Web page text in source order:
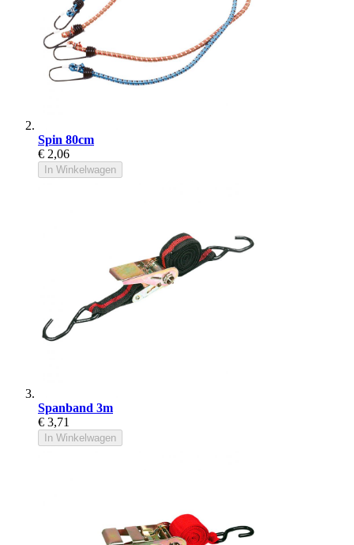
Spin 80cm
€ 2,06
In Winkelwagen
Spanband 3m
€ 3,71
In Winkelwagen